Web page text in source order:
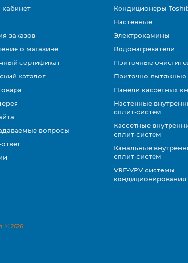
заказов
о магазине
сертификат
каталог
вопросы
Кондиционеры
Настенные
Электрокамины
Водонагреватели
Приточные
Приточно-вытяжные
Панели кассетных
Настенные
сплит-систем
Кассетные
сплит-систем
Канальные
сплит-систем
VRF-VRV системы
кондиционирования
© 2026